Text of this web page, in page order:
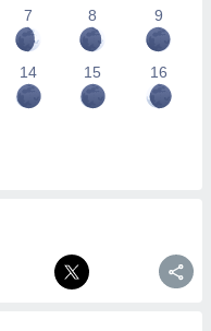
7 8 9
14 15 16